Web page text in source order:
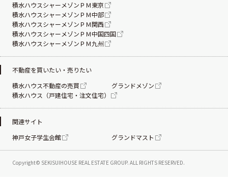
Copyright© SEKISUIHOUSE REAL ESTATE GROUP. ALL RIGHTS RESERVED.
積水ハウスシャーメゾンＰＭ東京
積水ハウスシャーメゾンＰＭ中部
積水ハウスシャーメゾンＰＭ関西
積水ハウスシャーメゾンＰＭ中国四国
積水ハウスシャーメゾンＰＭ九州
不動産を買いたい・売りたい
積水ハウス不動産の売買
グランドメゾン
積水ハウス（戸建住宅・注文住宅）
関連サイト
神戸女子学生会館
グランドマスト